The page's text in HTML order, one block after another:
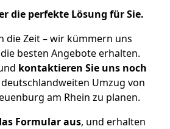
die perfekte Lösung für Sie.
die Zeit – wir kümmern uns
besten Angebote erhalten.
kontaktieren Sie uns noch
Umzug von
am Rhein zu planen.
Formular aus, und erhalten